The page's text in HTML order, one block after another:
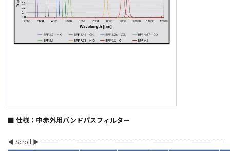
■ 仕様：中赤外用バンドパスフィルター